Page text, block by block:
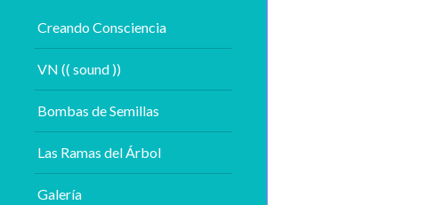
Creando Consciencia
VN (( sound ))
Bombas de Semillas
Las Ramas del Árbol
Galería